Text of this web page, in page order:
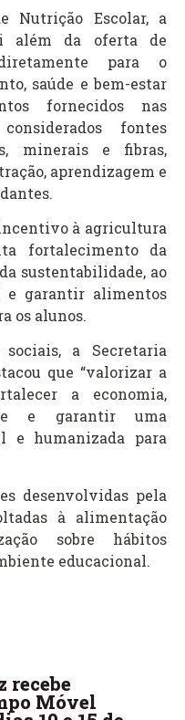
Nutrição Escolar, a
além da oferta de
para o
saúde e bem-estar
fornecidos nas
fontes
minerais e fibras,
aprendizagem e
à agricultura
fortalecimento da
sustentabilidade, ao
e garantir alimentos
os alunos.
a Secretaria
que “valorizar a
a economia,
e garantir uma
e humanizada para
desenvolvidas pela
à alimentação
sobre hábitos
educacional.
recebe
Móvel